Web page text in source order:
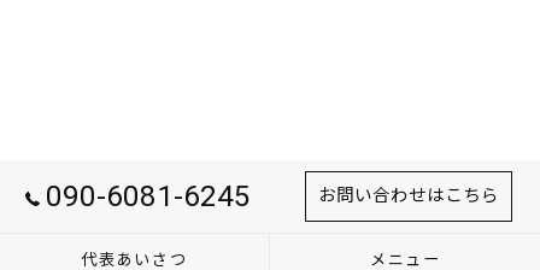
090-6081-6245 お問い合わせはこちら
代表あいさつ メニュー